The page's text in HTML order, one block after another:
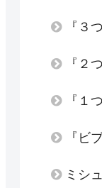
『３
『２
『１
『ビ
ミシ